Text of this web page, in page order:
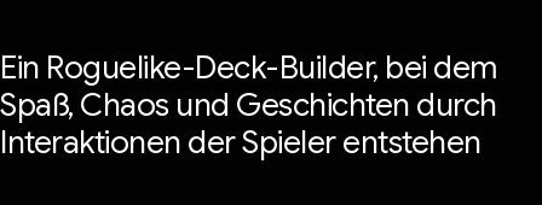
Ein Roguelike-Deck-Builder, bei dem
Spaß, Chaos und Geschichten durch
Interaktionen der Spieler entstehen